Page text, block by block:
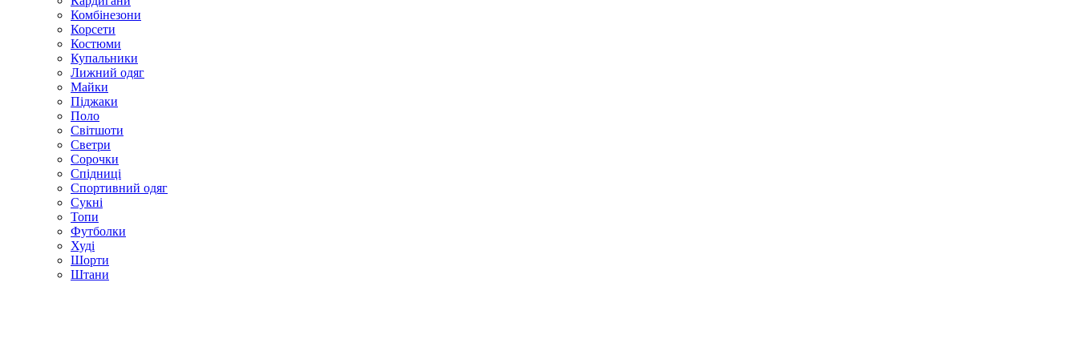
Комбінезони
Корсети
Костюми
Купальники
Лижний одяг
Майки
Піджаки
Поло
Світшоти
Светри
Сорочки
Спідниці
Спортивний одяг
Сукні
Топи
Футболки
Худі
Шорти
Штани